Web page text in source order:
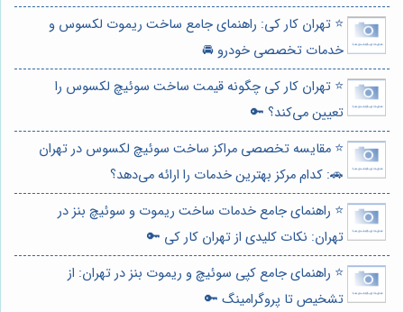
⭐️ تهران کار کی: راهنمای جامع ساخت ریموت لکسوس و
خدمات تخصصی خودرو 🚘
⭐️ تهران کار کی چگونه قیمت ساخت سوئیچ لکسوس را
تعیین می‌کند؟ 🔑
⭐️ مقایسه تخصصی مراکز ساخت سوئیچ لکسوس در تهران
🚗: کدام مرکز بهترین خدمات را ارائه می‌دهد؟
⭐️ راهنمای جامع خدمات ساخت ریموت و سوئیچ بنز در
تهران: نکات کلیدی از تهران کار کی 🔑
⭐️ راهنمای جامع کپی سوئیچ و ریموت بنز در تهران: از
تشخیص تا پروگرامینگ 🔑